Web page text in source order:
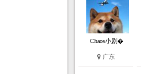
Chaos小剧�
广东